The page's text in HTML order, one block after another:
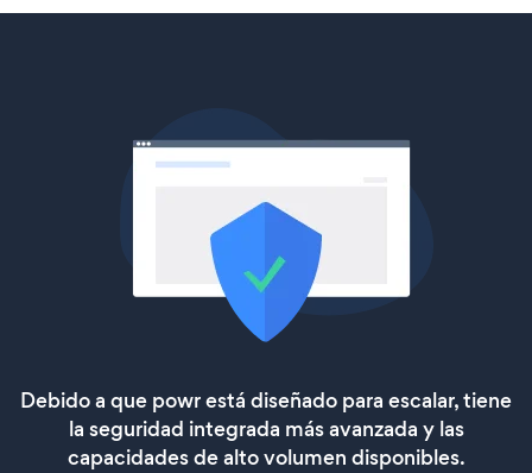
Debido a que powr está diseñado para escalar, tiene
la seguridad integrada más avanzada y las
capacidades de alto volumen disponibles.